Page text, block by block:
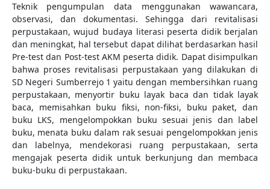
Teknik pengumpulan data menggunakan wawancara,
observasi, dan dokumentasi. Sehingga dari revitalisasi
perpustakaan, wujud budaya literasi peserta didik berjalan
dan meningkat, hal tersebut dapat dilihat berdasarkan hasil
Pre-test dan Post-test AKM peserta didik. Dapat disimpulkan
bahwa proses revitalisasi perpustakaan yang dilakukan di
SD Negeri Sumberrejo 1 yaitu dengan membersihkan ruang
perpustakaan, menyortir buku layak baca dan tidak layak
baca, memisahkan buku fiksi, non-fiksi, buku paket, dan
buku LKS, mengelompokkan buku sesuai jenis dan label
buku, menata buku dalam rak sesuai pengelompokkan jenis
dan labelnya, mendekorasi ruang perpustakaan, serta
mengajak peserta didik untuk berkunjung dan membaca
buku-buku di perpustakaan.